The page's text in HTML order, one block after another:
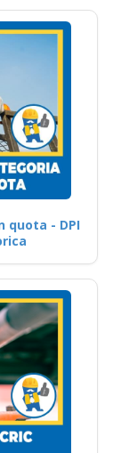
quota - DPI